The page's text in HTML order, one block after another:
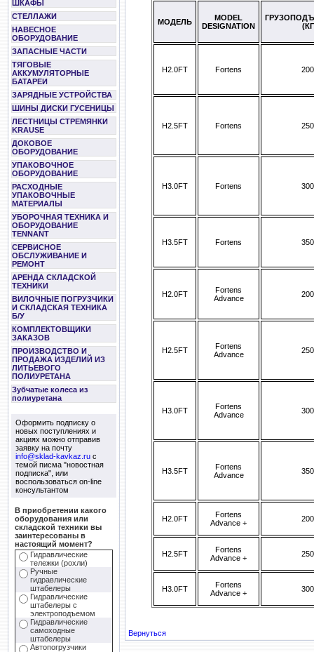
ШКАФЫ
СТЕЛЛАЖИ
НАВЕСНОЕ
ОБОРУДОВАНИЕ
ЗАПАСНЫЕ ЧАСТИ
ТЯГОВЫЕ
АККУМУЛЯТОРНЫЕ
БАТАРЕИ
ЗАРЯДНЫЕ УСТРОЙСТВА
ШИНЫ ДИСКИ ГУСЕНИЦЫ
ЛЕСТНИЦЫ СТРЕМЯНКИ
KRAUSE
ДОКОВОЕ
ОБОРУДОВАНИЕ
УПАКОВОЧНОЕ
ОБОРУДОВАНИЕ
РАСХОДНЫЕ
УПАКОВОЧНЫЕ
МАТЕРИАЛЫ
УБОРОЧНАЯ ТЕХНИКА И
ОБОРУДОВАНИЕ
TENNANT
СЕРВИСНОЕ
ОБСЛУЖИВАНИЕ И
РЕМОНТ
АРЕНДА СКЛАДСКОЙ
ТЕХНИКИ
ВИЛОЧНЫЕ ПОГРУЗЧИКИ
И СКЛАДСКАЯ ТЕХНИКА
Б/У
КОМПЛЕКТОВЩИКИ
ЗАКАЗОВ
ПРОИЗВОДСТВО И
ПРОДАЖА ИЗДЕЛИЙ ИЗ
ЛИТЬЕВОГО
ПОЛИУРЕТАНА
Зубчатые колеса из
полиуретана
Оформить подписку о
новых поступлениях и
акциях можно отправив
заявку на почту
info@sklad-kavkaz.ruс
темой писма "новостная
подписка", или
воспользоваться on-line
консультантом
В приобретении какого
оборудования или
складской техники вы
заинтересованы в
настоящий момент?
Гидравлические
тележки (рохли)
Ручные
гидравлические
штабелеры
Гидравлические
штабелеры с
электроподъемом
Гидравлические
самоходные
штабелеры
Автопогрузчики
МОДЕЛЬ
MODEL
DESIGNATION
H2.0FT Fortens
H2.5FT Fortens
H3.0FT Fortens
H3.5FT Fortens
H2.0FT
Fortens
Advance
H2.5FT
Fortens
Advance
H3.0FT
Fortens
Advance
H3.5FT
Fortens
Advance
H2.0FT
Fortens
Advance +
H2.5FT
Fortens
Advance +
H3.0FT
Fortens
Advance +
Вернуться